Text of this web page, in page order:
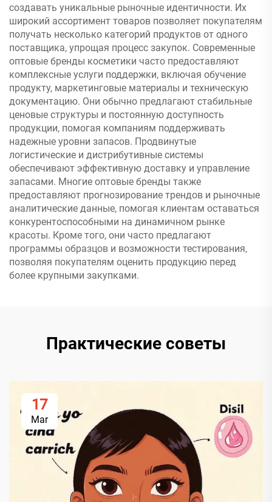
создавать уникальные рыночные идентичности. Их
широкий ассортимент товаров позволяет покупателям
получать несколько категорий продуктов от одного
поставщика, упрощая процесс закупок. Современные
оптовые бренды косметики часто предоставляют
комплексные услуги поддержки, включая обучение
продукту, маркетинговые материалы и техническую
документацию. Они обычно предлагают стабильные
ценовые структуры и постоянную доступность
продукции, помогая компаниям поддерживать
надежные уровни запасов. Продвинутые
логистические и дистрибутивные системы
обеспечивают эффективную доставку и управление
запасами. Многие оптовые бренды также
предоставляют прогнозирование трендов и рыночные
аналитические данные, помогая клиентам оставаться
конкурентоспособными на динамичном рынке
красоты. Кроме того, они часто предлагают
программы образцов и возможности тестирования,
позволяя покупателям оценить продукцию перед
более крупными закупками.
Практические советы
17
Mar